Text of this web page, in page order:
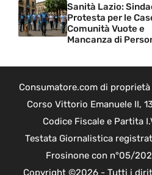
Sanità Lazio:
Protesta per le
Comunità Vuote e
Mancanza di
Consumatore.com di proprietà
Corso Vittorio Emanuele II,
Codice Fiscale e Partita
Testata Giornalistica
Frosinone con n°05/
Copyright ©2026 - Tutti i